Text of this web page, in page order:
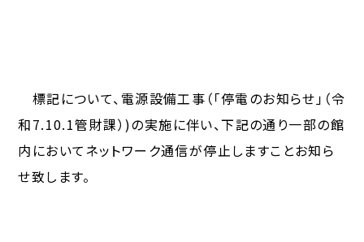
標記について、電源設備工事（「停電のお知らせ」（令
和7.10.1管財課）)の実施に伴い、下記の通り一部の館
内においてネットワーク通信が停止しますことお知ら
せ致します。